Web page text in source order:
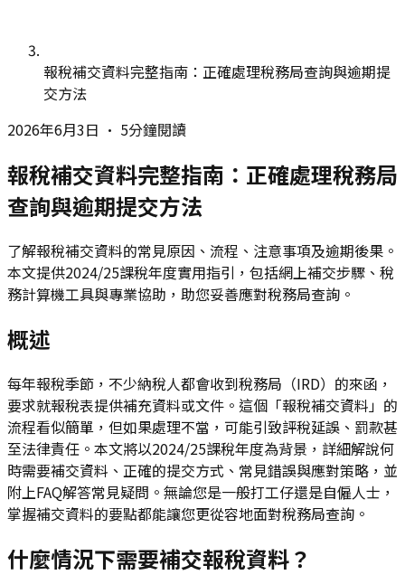
報稅補交資料完整指南：正確處理稅務局查詢與逾期提
交方法
2026年6月3日 • 5分鐘閱讀
報稅補交資料完整指南：正確處理稅務局
查詢與逾期提交方法
了解報稅補交資料的常見原因、流程、注意事項及逾期後果。
本文提供2024/25課稅年度實用指引，包括網上補交步驟、稅
務計算機工具與專業協助，助您妥善應對稅務局查詢。
概述
每年報稅季節，不少納稅人都會收到稅務局（IRD）的來函，
要求就報稅表提供補充資料或文件。這個「報稅補交資料」的
流程看似簡單，但如果處理不當，可能引致評稅延誤、罰款甚
至法律責任。本文將以2024/25課稅年度為背景，詳細解說何
時需要補交資料、正確的提交方式、常見錯誤與應對策略，並
附上FAQ解答常見疑問。無論您是一般打工仔還是自僱人士，
掌握補交資料的要點都能讓您更從容地面對稅務局查詢。
什麼情況下需要補交報稅資料？